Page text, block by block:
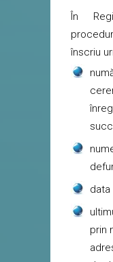
În
înscriu
prin